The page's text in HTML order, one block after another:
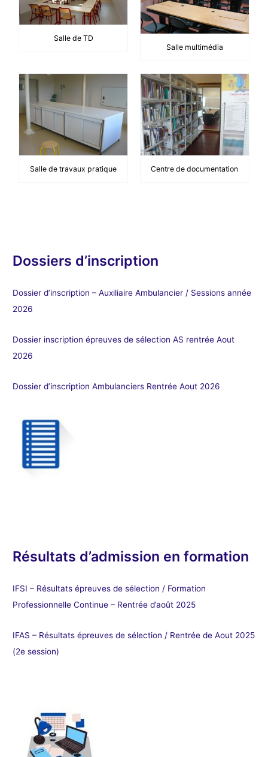
Salle de TD
Salle multimédia
Salle de travaux pratique Centre de documentation
Dossiers d’inscription
Dossier d’inscription – Auxiliaire Ambulancier / Sessions année
2026
Dossier inscription épreuves de sélection AS rentrée Aout
2026
Dossier d’inscription Ambulanciers Rentrée Aout 2026
Résultats d’admission en formation
IFSI – Résultats épreuves de sélection / Formation
Professionnelle Continue – Rentrée d’août 2025
IFAS – Résultats épreuves de sélection / Rentrée de Aout 2025
(2e session)